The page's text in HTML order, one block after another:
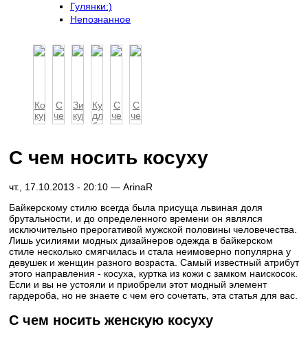
Гулянки:)
Непознанное
Кожаная
куртка:
какую
С
чем
носить
Зимние
куртки
для
Куртки
для
беременных
С
чем
носить
С
чем
носить
С чем носить косуху
чт., 17.10.2013 - 20:10 — ArinaR
Байкерскому стилю всегда была присуща львиная доля
брутальности, и до определенного времени он являлся
исключительно прерогативой мужской половины человечества.
Лишь усилиями модных дизайнеров одежда в байкерском
стиле несколько смягчилась и стала неимоверно популярна у
девушек и женщин разного возраста. Самый известный атрибут
этого направления - косуха, куртка из кожи с замком наискосок.
Если и вы не устояли и приобрели этот модный элемент
гардероба, но не знаете с чем его сочетать, эта статья для вас.
С чем носить женскую косуху